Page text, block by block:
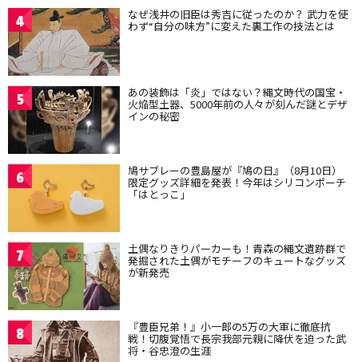
4 なぜ浅井の旧臣は秀吉に従ったのか？ 武力を使
わず“自分の味方”に変えた裏工作の技法とは
5 あの装飾は「炎」ではない？縄文時代の国宝・
火焔型土器、5000年前の人々が刻んだ謎とデザ
インの秘密
6 鳩サブレーの豊島屋が『鳩の日』（8月10日）
限定グッズ詳細を発表！今年はシリコンポーチ
「はとっこ」
7 土偶なりきりパーカーも！青森の縄文遺跡群で
発掘された土偶がモチーフのキュートなグッズ
が新発売
8 『豊臣兄弟！』小一郎の5万の大軍に徹底抗
戦！切腹覚悟で長宗我部元親に降伏を迫った武
将・谷忠澄の生涯